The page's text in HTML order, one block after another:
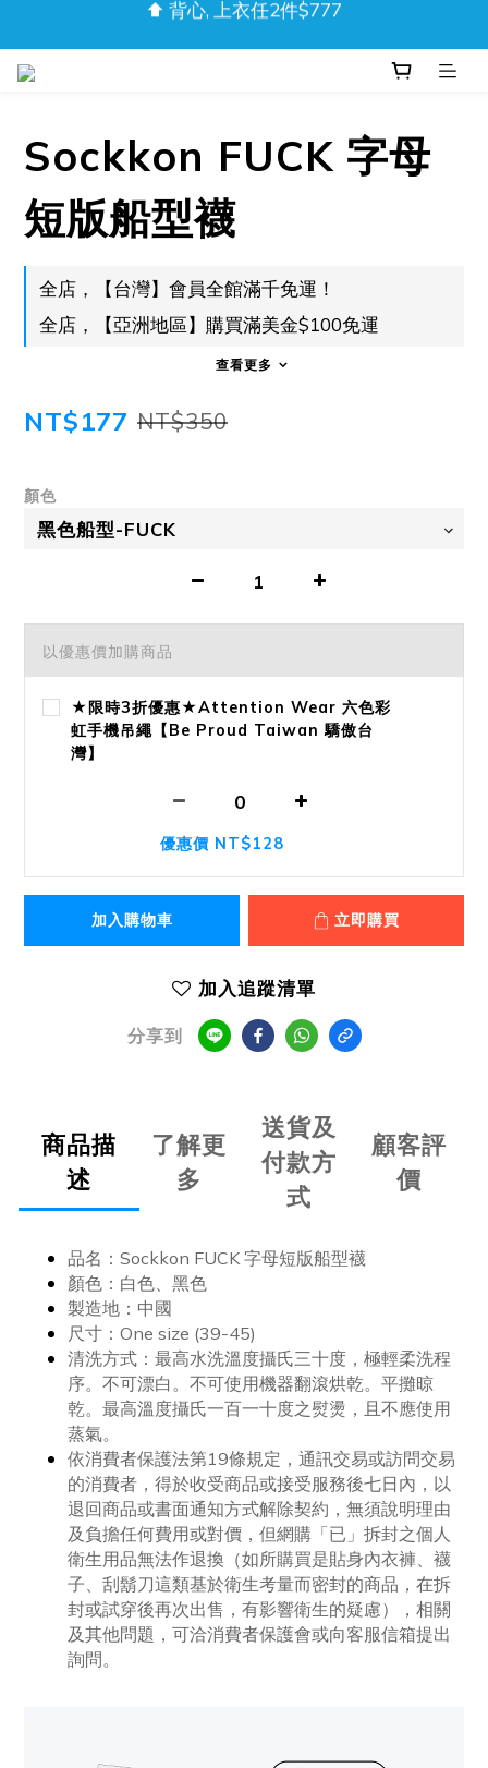
盛夏樂購｜任2件85折
盛夏樂購｜任2件85折
盛夏樂購｜任2件85折
Sockkon FUCK 字母
短版船型襪
全店，【台灣】會員全館滿千免運！
全店，【亞洲地區】購買滿美金$100免運
查看更多
NT$177 NT$350
顏色
以優惠價加購商品
★限時3折優惠★Attention Wear 六色彩
虹手機吊繩【Be Proud Taiwan 驕傲台
灣】
優惠價 NT$128
加入購物車 立即購買
加入追蹤清單
分享到
商品描
述
了解更
多
送貨及
付款方
式
顧客評
價
品名：Sockkon FUCK 字母短版船型襪
顏色：白色、黑色
製造地：中國
尺寸：One size (39-45)
清洗方式：最高水洗溫度攝氏三十度，極輕柔洗程
序。不可漂白。不可使用機器翻滾烘乾。平攤晾
乾。最高溫度攝氏一百一十度之熨燙，且不應使用
蒸氣。
依消費者保護法第19條規定，通訊交易或訪問交易
的消費者，得於收受商品或接受服務後七日內，以
退回商品或書面通知方式解除契約，無須說明理由
及負擔任何費用或對價，但網購「已」拆封之個人
衛生用品無法作退換（如所購買是貼身內衣褲、襪
子、刮鬍刀這類基於衛生考量而密封的商品，在拆
封或試穿後再次出售，有影響衛生的疑慮），相關
及其他問題，可洽消費者保護會或向客服信箱提出
詢問。